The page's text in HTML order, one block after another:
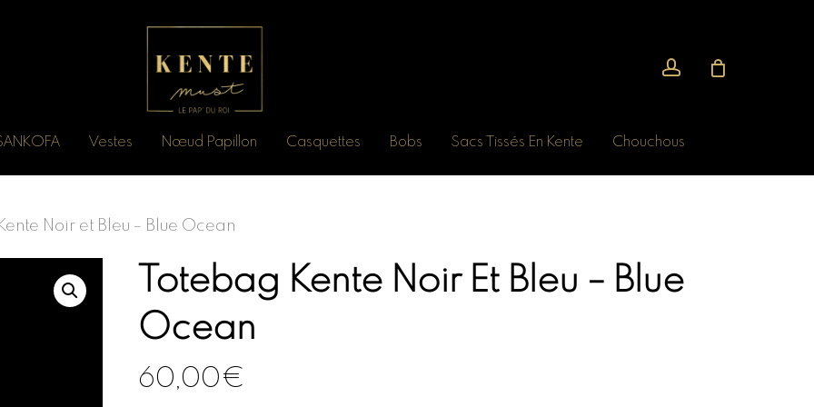
Vestes Nœud Papillon Casquettes Bobs Sacs Tissés En Kente Chouchous
Noir et Bleu – Blue Ocean
Totebag Kente Noir Et Bleu – Blue
Ocean
60,00€